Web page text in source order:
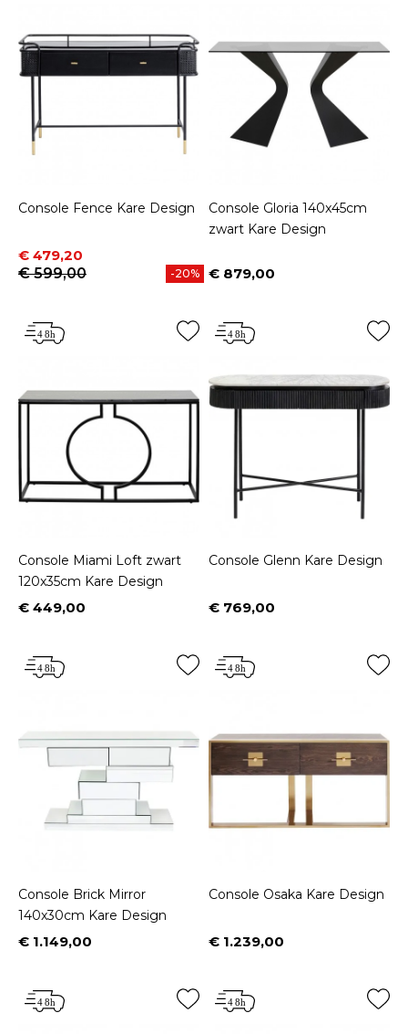
Console Fence Kare Design
Prijs
€ 479,20
Normale prijs
€ 599,00
-20%
Console Gloria 140x45cm
zwart Kare Design
Prijs
€ 879,00
Console Miami Loft zwart
120x35cm Kare Design
Prijs
€ 449,00
Console Glenn Kare Design
Prijs
€ 769,00
Console Brick Mirror
140x30cm Kare Design
Prijs
€ 1.149,00
Console Osaka Kare Design
Prijs
€ 1.239,00